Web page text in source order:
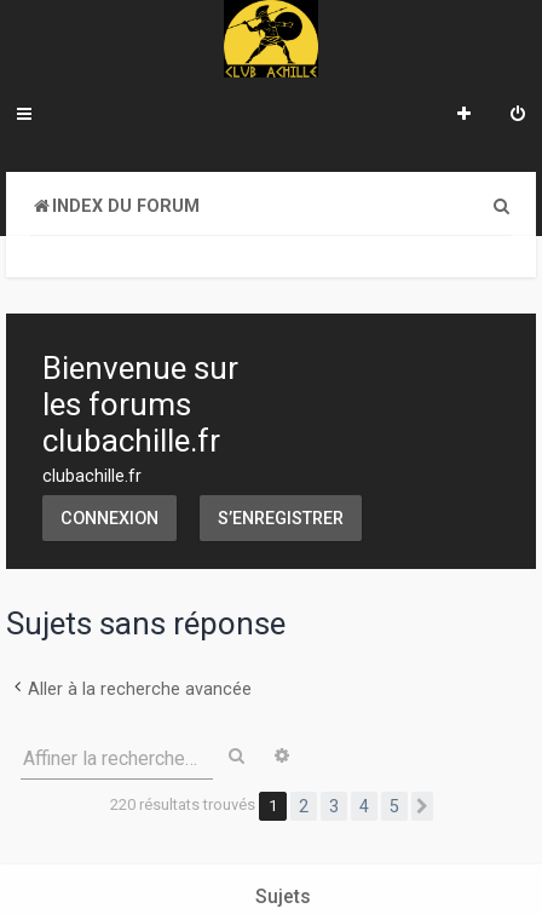
INDEX DU FORUM
h
Bienvenue sur
les forums
clubachille.fr
clubachille.fr
CONNEXION S’ENREGISTRER
Sujets sans réponse
Aller à la recherche avancée
Affiner la recherche… Rechercher
220 résultats trouvés 1 2 3 4 5
Sujets